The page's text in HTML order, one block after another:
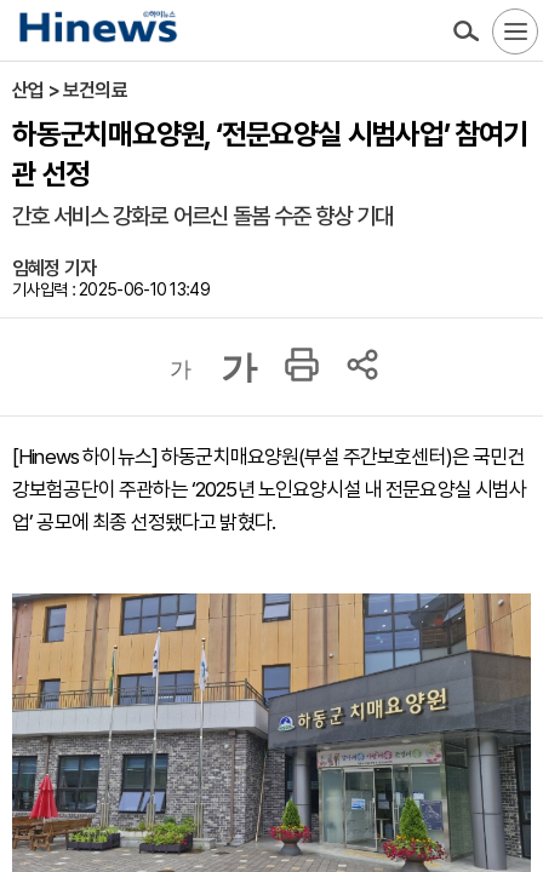
산업 > 보건의료
하동군치매요양원, ‘전문요양실 시범사업’ 참여기
관 선정
간호 서비스 강화로 어르신 돌봄 수준 향상 기대
임혜정 기자
기사입력 : 2025-06-10 13:49
가 가
[Hinews 하이뉴스] 하동군치매요양원(부설 주간보호센터)은 국민건
강보험공단이 주관하는 ‘2025년 노인요양시설 내 전문요양실 시범사
업’ 공모에 최종 선정됐다고 밝혔다.